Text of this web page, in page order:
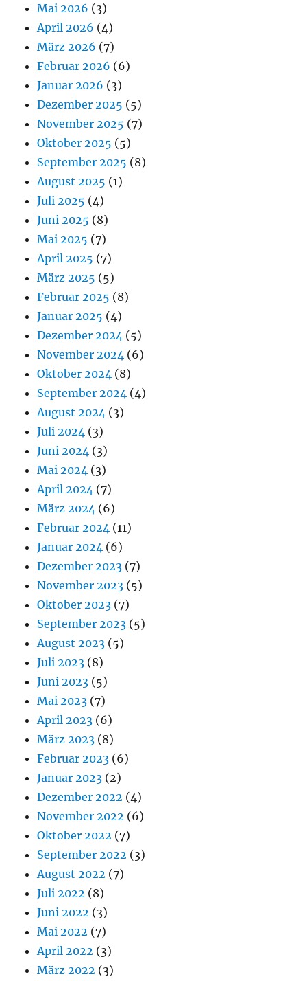
Mai 2026 (3)
April 2026 (4)
März 2026 (7)
Februar 2026 (6)
Januar 2026 (3)
Dezember 2025 (5)
November 2025 (7)
Oktober 2025 (5)
September 2025 (8)
August 2025 (1)
Juli 2025 (4)
Juni 2025 (8)
Mai 2025 (7)
April 2025 (7)
März 2025 (5)
Februar 2025 (8)
Januar 2025 (4)
Dezember 2024 (5)
November 2024 (6)
Oktober 2024 (8)
September 2024 (4)
August 2024 (3)
Juli 2024 (3)
Juni 2024 (3)
Mai 2024 (3)
April 2024 (7)
März 2024 (6)
Februar 2024 (11)
Januar 2024 (6)
Dezember 2023 (7)
November 2023 (5)
Oktober 2023 (7)
September 2023 (5)
August 2023 (5)
Juli 2023 (8)
Juni 2023 (5)
Mai 2023 (7)
April 2023 (6)
März 2023 (8)
Februar 2023 (6)
Januar 2023 (2)
Dezember 2022 (4)
November 2022 (6)
Oktober 2022 (7)
September 2022 (3)
August 2022 (7)
Juli 2022 (8)
Juni 2022 (3)
Mai 2022 (7)
April 2022 (3)
März 2022 (3)